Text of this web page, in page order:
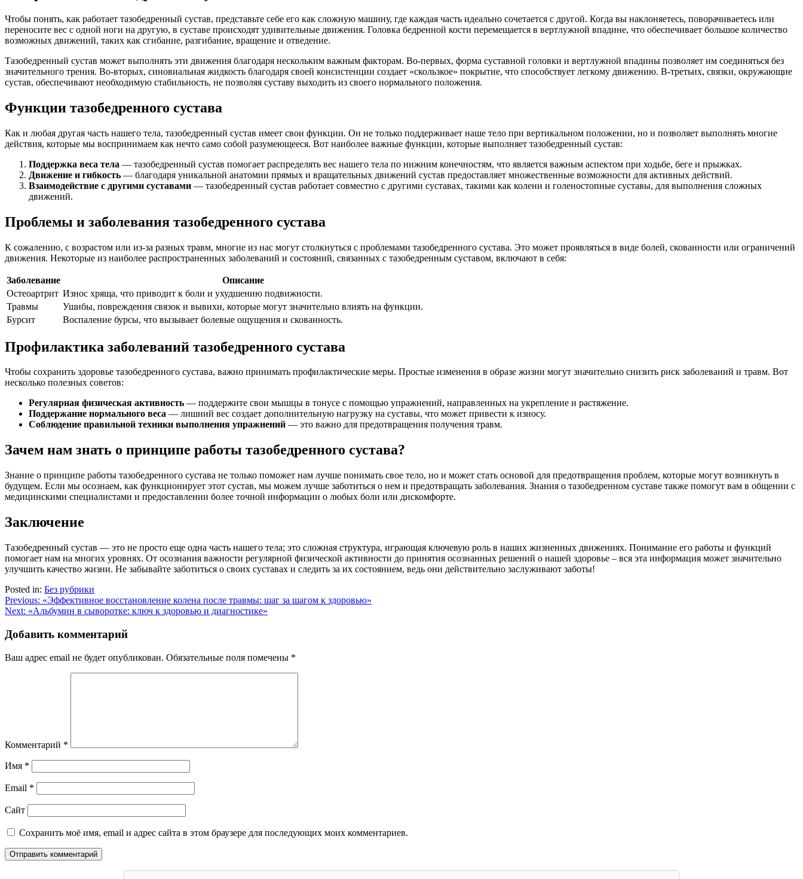
Чтобы понять, как работает тазобедренный сустав, представьте себе его как сложную машину, где каждая часть идеально сочетается с другой. Когда вы наклоняетесь, поворачиваетесь или
переносите вес с одной ноги на другую, в суставе происходят удивительные движения. Головка бедренной кости перемещается в вертлужной впадине, что обеспечивает большое количество
возможных движений, таких как сгибание, разгибание, вращение и отведение.
Тазобедренный сустав может выполнять эти движения благодаря нескольким важным факторам. Во-первых, форма суставной головки и вертлужной впадины позволяет им соединяться без
значительного трения. Во-вторых, синовиальная жидкость благодаря своей консистенции создает «скользкое» покрытие, что способствует легкому движению. В-третьих, связки, окружающие
сустав, обеспечивают необходимую стабильность, не позволяя суставу выходить из своего нормального положения.
Функции тазобедренного сустава
Как и любая другая часть нашего тела, тазобедренный сустав имеет свои функции. Он не только поддерживает наше тело при вертикальном положении, но и позволяет выполнять многие
действия, которые мы воспринимаем как нечто само собой разумеющееся. Вот наиболее важные функции, которые выполняет тазобедренный сустав:
Поддержка веса тела — тазобедренный сустав помогает распределять вес нашего тела по нижним конечностям, что является важным аспектом при ходьбе, беге и прыжках.
Движение и гибкость — благодаря уникальной анатомии прямых и вращательных движений сустав предоставляет множественные возможности для активных действий.
Взаимодействие с другими суставами — тазобедренный сустав работает совместно с другими суставах, такими как колени и голеностопные суставы, для выполнения сложных
движений.
Проблемы и заболевания тазобедренного сустава
К сожалению, с возрастом или из-за разных травм, многие из нас могут столкнуться с проблемами тазобедренного сустава. Это может проявляться в виде болей, скованности или ограничений
движения. Некоторые из наиболее распространенных заболеваний и состояний, связанных с тазобедренным суставом, включают в себя:
Заболевание
Описание
Остеоартрит Износ хряща, что приводит к боли и ухудшению подвижности.
Травмы
Ушибы, повреждения связок и вывихи, которые могут значительно влиять на функции.
Бурсит
Воспаление бурсы, что вызывает болевые ощущения и скованность.
Профилактика заболеваний тазобедренного сустава
Чтобы сохранить здоровье тазобедренного сустава, важно принимать профилактические меры. Простые изменения в образе жизни могут значительно снизить риск заболеваний и травм. Вот
несколько полезных советов:
Регулярная физическая активность — поддержите свои мышцы в тонусе с помощью упражнений, направленных на укрепление и растяжение.
Поддержание нормального веса — лишний вес создает дополнительную нагрузку на суставы, что может привести к износу.
Соблюдение правильной техники выполнения упражнений — это важно для предотвращения получения травм.
Зачем нам знать о принципе работы тазобедренного сустава?
Знание о принципе работы тазобедренного сустава не только поможет нам лучше понимать свое тело, но и может стать основой для предотвращения проблем, которые могут возникнуть в
будущем. Если мы осознаем, как функционирует этот сустав, мы можем лучше заботиться о нем и предотвращать заболевания. Знания о тазобедренном суставе также помогут вам в общении с
медицинскими специалистами и предоставлении более точной информации о любых боли или дискомфорте.
Заключение
Тазобедренный сустав — это не просто еще одна часть нашего тела; это сложная структура, играющая ключевую роль в наших жизненных движениях. Понимание его работы и функций
помогает нам на многих уровнях. От осознания важности регулярной физической активности до принятия осознанных решений о нашей здоровье – вся эта информация может значительно
улучшить качество жизни. Не забывайте заботиться о своих суставах и следить за их состоянием, ведь они действительно заслуживают заботы!
Posted in: Без рубрики
Навигация
по
записям
Previous: «Эффективное восстановление колена после травмы: шаг за шагом к здоровью»
Next: «Альбумин в сыворотке: ключ к здоровью и диагностике»
Добавить комментарий
Ваш адрес email не будет опубликован. Обязательные поля помечены *
Комментарий *
Имя *
Email *
Сайт
Сохранить моё имя, email и адрес сайта в этом браузере для последующих моих комментариев.